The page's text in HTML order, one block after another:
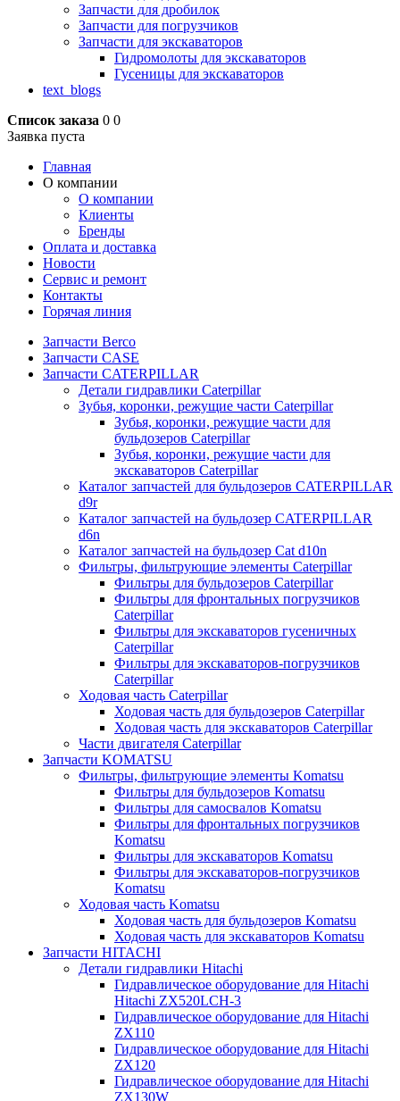
Запчасти для дробилок
Запчасти для погрузчиков
Запчасти для экскаваторов
Гидромолоты для экскаваторов
Гусеницы для экскаваторов
text_blogs
Список заказа 0 0
Заявка пуста
Главная
О компании
О компании
Клиенты
Бренды
Оплата и доставка
Новости
Сервис и ремонт
Контакты
Горячая линия
Запчасти Berco
Запчасти CASE
Запчасти CATERPILLAR
Детали гидравлики Caterpillar
Зубья, коронки, режущие части Caterpillar
Зубья, коронки, режущие части для
бульдозеров Caterpillar
Зубья, коронки, режущие части для
экскаваторов Caterpillar
Каталог запчастей для бульдозеров CATERPILLAR
d9r
Каталог запчастей на бульдозер CATERPILLAR
d6n
Каталог запчастей на бульдозер Сat d10n
Фильтры, фильтрующие элементы Caterpillar
Фильтры для бульдозеров Caterpillar
Фильтры для фронтальных погрузчиков
Caterpillar
Фильтры для экскаваторов гусеничных
Caterpillar
Фильтры для экскаваторов-погрузчиков
Caterpillar
Ходовая часть Caterpillar
Ходовая часть для бульдозеров Caterpillar
Ходовая часть для экскаваторов Caterpillar
Части двигателя Caterpillar
Запчасти KOMATSU
Фильтры, фильтрующие элементы Komatsu
Фильтры для бульдозеров Komatsu
Фильтры для самосвалов Komatsu
Фильтры для фронтальных погрузчиков
Komatsu
Фильтры для экскаваторов Komatsu
Фильтры для экскаваторов-погрузчиков
Komatsu
Ходовая часть Komatsu
Ходовая часть для бульдозеров Komatsu
Ходовая часть для экскаваторов Komatsu
Запчасти HITACHI
Детали гидравлики Hitachi
Гидравлическое оборудование для Hitachi
Hitachi ZX520LCH-3
Гидравлическое оборудование для Hitachi
ZX110
Гидравлическое оборудование для Hitachi
ZX120
Гидравлическое оборудование для Hitachi
ZX130W